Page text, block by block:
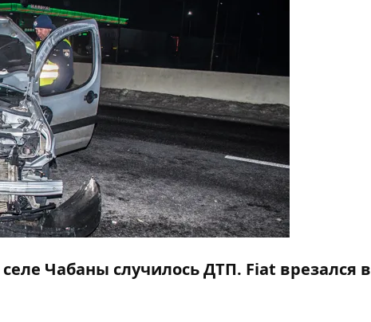
Чабаны случилось ДТП. Fiat врезался в